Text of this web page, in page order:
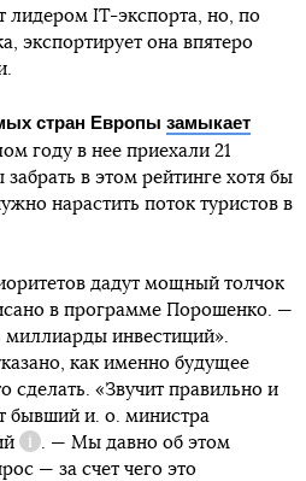
лидером IT-экспорта, но, по
экспортирует она впятеро
стран Европы замыкает
году в нее приехали 21
в этом рейтинге хотя бы
нарастить поток туристов в
дадут мощный толчок
в программе Порошенко. —
инвестиций».
как именно будущее
сделать. «Звучит правильно и
бывший и. о. министра
Справка
. — Мы давно об этом
— за счет чего это